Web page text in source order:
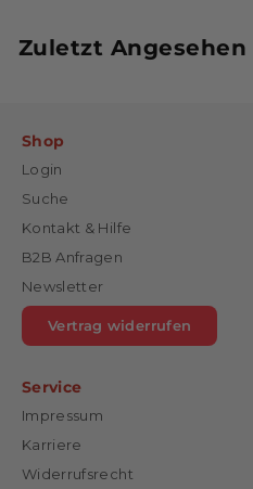
Zuletzt Angesehen
Shop
Login
Suche
Kontakt & Hilfe
B2B Anfragen
Newsletter
Vertrag widerrufen
Service
Impressum
Karriere
Widerrufsrecht